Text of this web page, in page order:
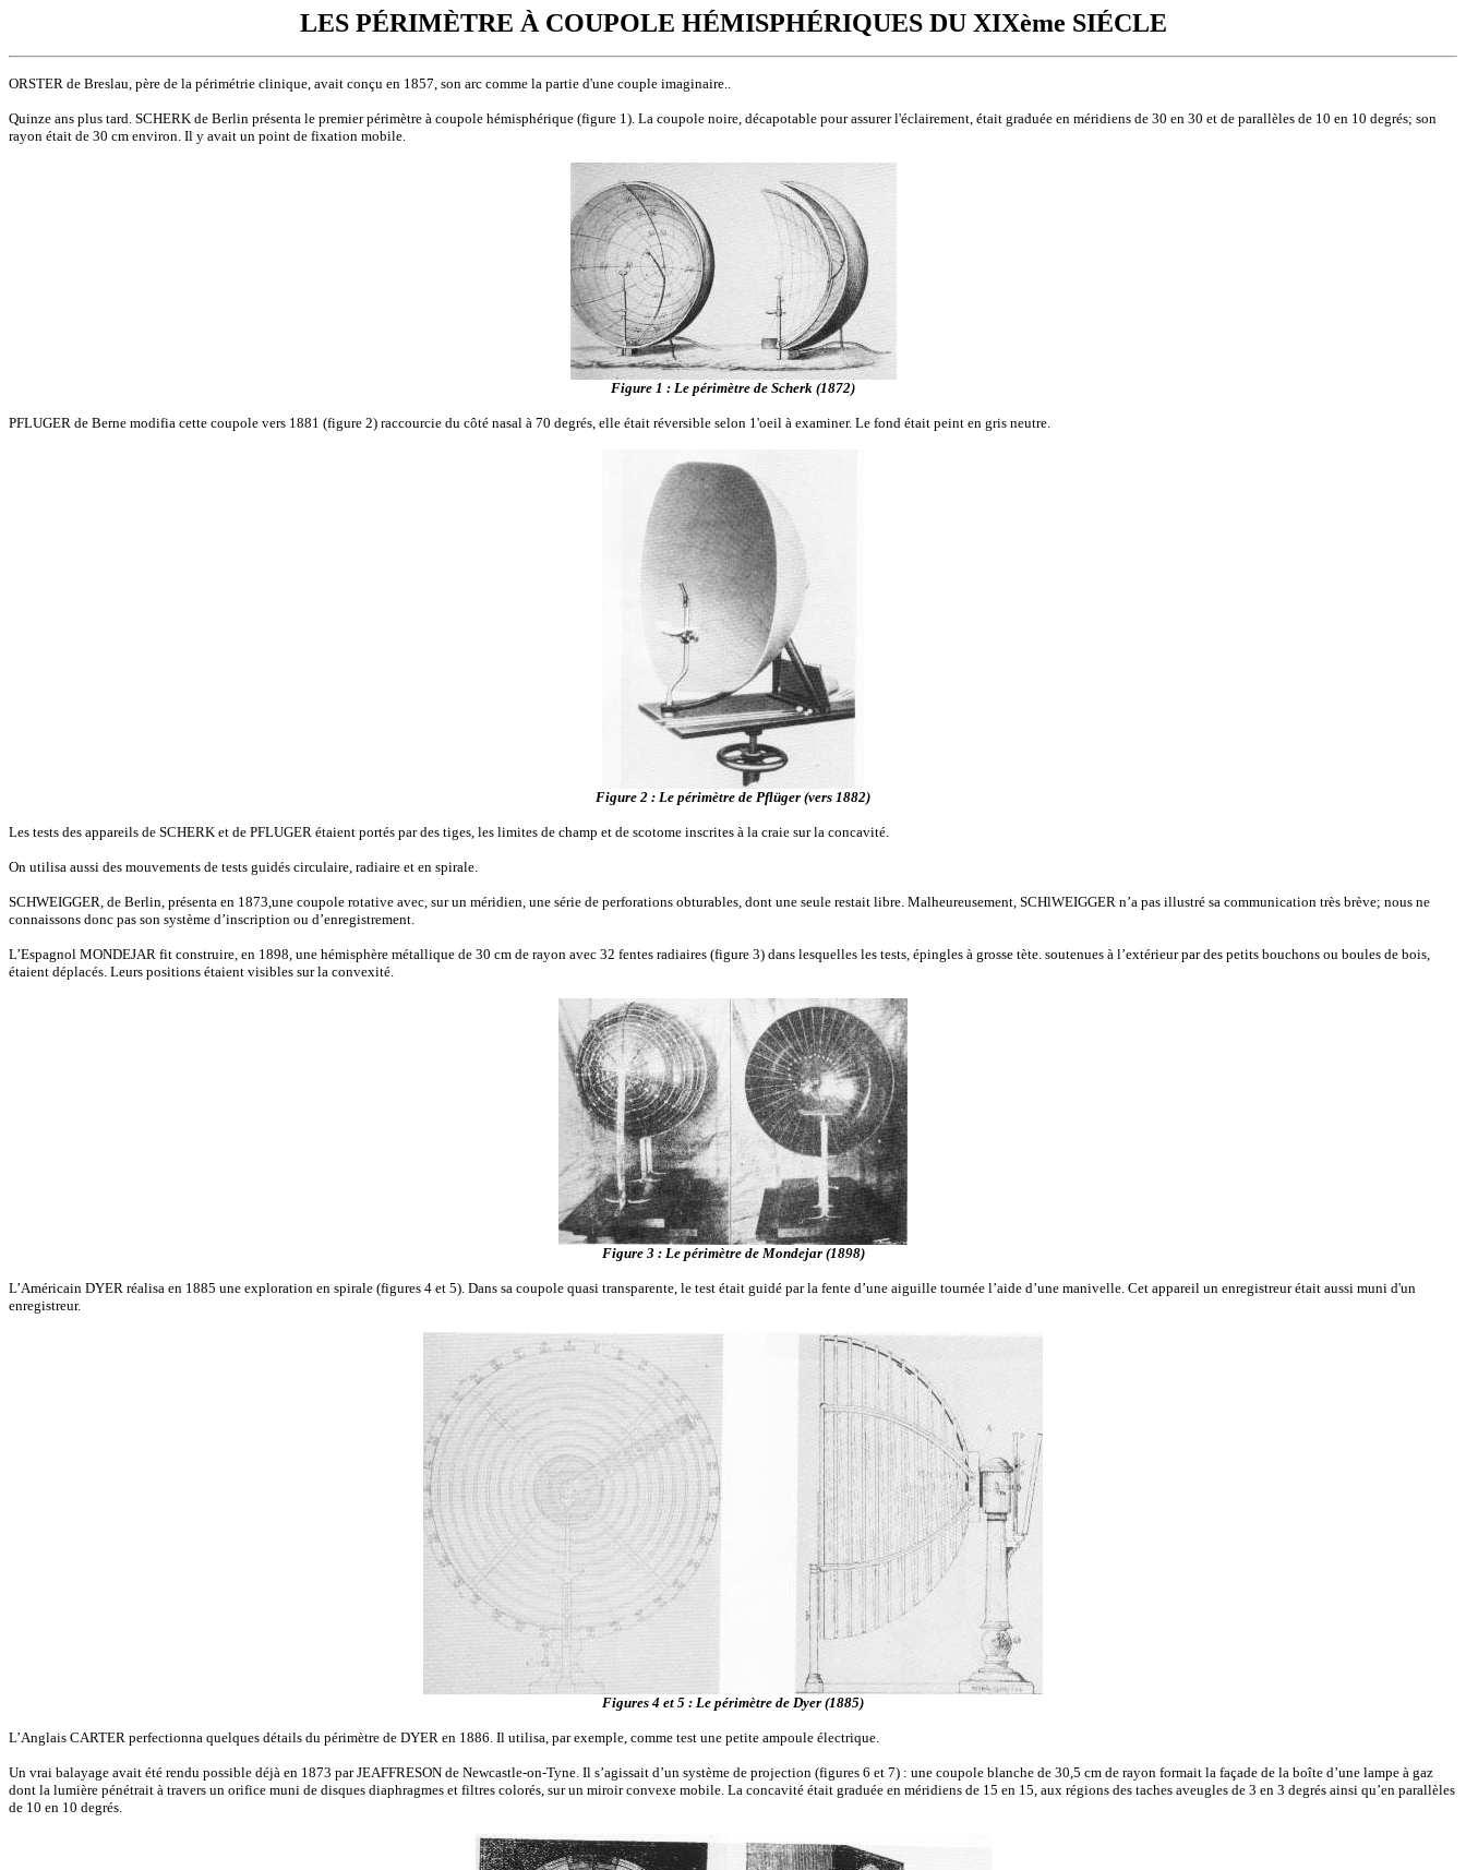
LES PÉRIMÈTRE À COUPOLE HÉMISPHÉRIQUES DU XIXème SIÉCLE
ORSTER de Breslau, père de la périmétrie clinique, avait conçu en 1857, son arc comme la partie d'une couple imaginaire..
Quinze ans plus tard. SCHERK de Berlin présenta le premier périmètre à coupole hémisphérique (figure 1). La coupole noire, décapotable pour assurer l'éclairement, était graduée en méridiens de 30 en 30 et de parallèles de 10 en 10 degrés; son
rayon était de 30 cm environ. Il y avait un point de fixation mobile.
Figure 1 : Le périmètre de Scherk (1872)
PFLUGER de Berne modifia cette coupole vers 1881 (figure 2) raccourcie du côté nasal à 70 degrés, elle était réversible selon 1'oeil à examiner. Le fond était peint en gris neutre.
Figure 2 : Le périmètre de Pflüger (vers 1882)
Les tests des appareils de SCHERK et de PFLUGER étaient portés par des tiges, les limites de champ et de scotome inscrites à la craie sur la concavité.
On utilisa aussi des mouvements de tests guidés circulaire, radiaire et en spirale.
SCHWEIGGER, de Berlin, présenta en 1873,une coupole rotative avec, sur un méridien, une série de perforations obturables, dont une seule restait libre. Malheureusement, SCHlWEIGGER n’a pas illustré sa communication très brève; nous ne
connaissons donc pas son système d’inscription ou d’enregistrement.
L’Espagnol MONDEJAR fit construire, en 1898, une hémisphère métallique de 30 cm de rayon avec 32 fentes radiaires (figure 3) dans lesquelles les tests, épingles à grosse tète. soutenues à l’extérieur par des petits bouchons ou boules de bois,
étaient déplacés. Leurs positions étaient visibles sur la convexité.
Figure 3 : Le périmètre de Mondejar (1898)
L’Américain DYER réalisa en 1885 une exploration en spirale (figures 4 et 5). Dans sa coupole quasi transparente, le test était guidé par la fente d’une aiguille tournée l’aide d’une manivelle. Cet appareil un enregistreur était aussi muni d'un
enregistreur.
Figures 4 et 5 : Le périmètre de Dyer (1885)
L’Anglais CARTER perfectionna quelques détails du périmètre de DYER en 1886. Il utilisa, par exemple, comme test une petite ampoule électrique.
Un vrai balayage avait été rendu possible déjà en 1873 par JEAFFRESON de Newcastle-on-Tyne. Il s’agissait d’un système de projection (figures 6 et 7) : une coupole blanche de 30,5 cm de rayon formait la façade de la boîte d’une lampe à gaz
dont la lumière pénétrait à travers un orifice muni de disques diaphragmes et filtres colorés, sur un miroir convexe mobile. La concavité était graduée en méridiens de 15 en 15, aux régions des taches aveugles de 3 en 3 degrés ainsi qu’en parallèles
de 10 en 10 degrés.